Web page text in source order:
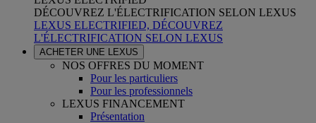
DÉCOUVREZ L'ÉLECTRIFICATION SELON LEXUS
LEXUS ELECTRIFIED, DÉCOUVREZ
L'ÉLECTRIFICATION SELON LEXUS
ACHETER UNE LEXUS
NOS OFFRES DU MOMENT
Pour les particuliers
Pour les professionnels
LEXUS FINANCEMENT
Présentation